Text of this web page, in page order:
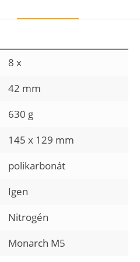
8 x
42 mm
630 g
145 x 129 mm
polikarbonát
Igen
Nitrogén
Monarch M5